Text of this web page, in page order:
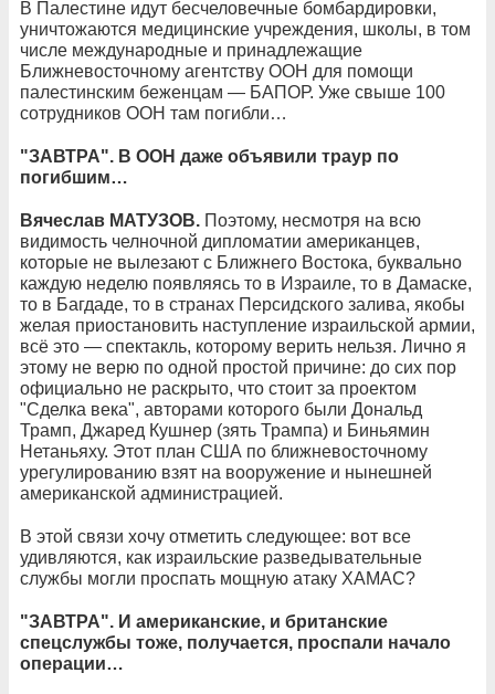
В Палестине идут бесчеловечные бомбардировки,
уничтожаются медицинские учреждения, школы, в том
числе международные и принадлежащие
Ближневосточному агентству ООН для помощи
палестинским беженцам — БАПОР. Уже свыше 100
сотрудников ООН там погибли…
"ЗАВТРА". В ООН даже объявили траур по
погибшим…
Вячеслав МАТУЗОВ. Поэтому, несмотря на всю
видимость челночной дипломатии американцев,
которые не вылезают с Ближнего Востока, буквально
каждую неделю появляясь то в Израиле, то в Дамаске,
то в Багдаде, то в странах Персидского залива, якобы
желая приостановить наступление израильской армии,
всё это — спектакль, которому верить нельзя. Лично я
этому не верю по одной простой причине: до сих пор
официально не раскрыто, что стоит за проектом
"Сделка века", авторами которого были Дональд
Трамп, Джаред Кушнер (зять Трампа) и Биньямин
Нетаньяху. Этот план США по ближневосточному
урегулированию взят на вооружение и нынешней
американской администрацией.
В этой связи хочу отметить следующее: вот все
удивляются, как израильские разведывательные
службы могли проспать мощную атаку ХАМАС?
"ЗАВТРА". И американские, и британские
спецслужбы тоже, получается, проспали начало
операции…